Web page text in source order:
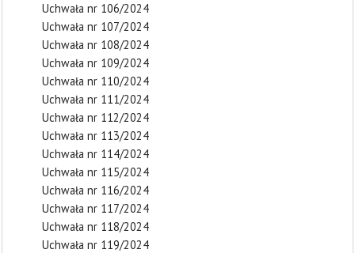
Uchwała nr 106/2024
Uchwała nr 107/2024
Uchwała nr 108/2024
Uchwała nr 109/2024
Uchwała nr 110/2024
Uchwała nr 111/2024
Uchwała nr 112/2024
Uchwała nr 113/2024
Uchwała nr 114/2024
Uchwała nr 115/2024
Uchwała nr 116/2024
Uchwała nr 117/2024
Uchwała nr 118/2024
Uchwała nr 119/2024